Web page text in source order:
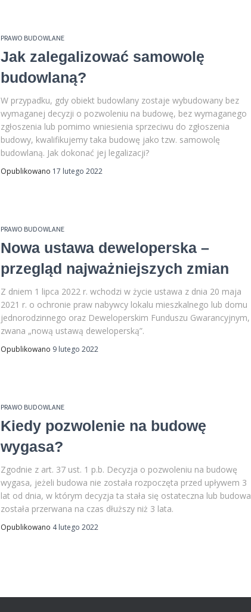
PRAWO BUDOWLANE
Jak zalegalizować samowolę
budowlaną?
W przypadku, gdy obiekt budowlany zostaje wybudowany bez
wymaganej decyzji o pozwoleniu na budowę, bez wymaganego
zgłoszenia lub pomimo wniesienia sprzeciwu do zgłoszenia
budowy, kwalifikujemy taka budowę jako tzw. samowolę
budowlaną. Jak dokonać jej legalizacji?
Opublikowano 17 lutego 2022
PRAWO BUDOWLANE
Nowa ustawa deweloperska –
przegląd najważniejszych zmian
Z dniem 1 lipca 2022 r. wchodzi w życie ustawa z dnia 20 maja
2021 r. o ochronie praw nabywcy lokalu mieszkalnego lub domu
jednorodzinnego oraz Deweloperskim Funduszu Gwarancyjnym,
zwana „nową ustawą deweloperską”.
Opublikowano 9 lutego 2022
PRAWO BUDOWLANE
Kiedy pozwolenie na budowę
wygasa?
Zgodnie z art. 37 ust. 1 p.b. Decyzja o pozwoleniu na budowę
wygasa, jeżeli budowa nie została rozpoczęta przed upływem 3
lat od dnia, w którym decyzja ta stała się ostateczna lub budowa
została przerwana na czas dłuższy niż 3 lata.
Opublikowano 4 lutego 2022